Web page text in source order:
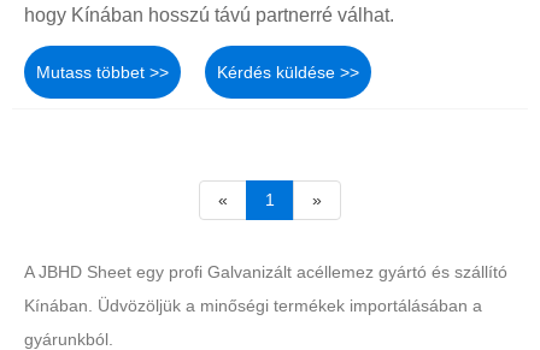
hogy Kínában hosszú távú partnerré válhat.
Mutass többet >> Kérdés küldése >>
« 1 »
A JBHD Sheet egy profi Galvanizált acéllemez gyártó és szállító
Kínában. Üdvözöljük a minőségi termékek importálásában a
gyárunkból.